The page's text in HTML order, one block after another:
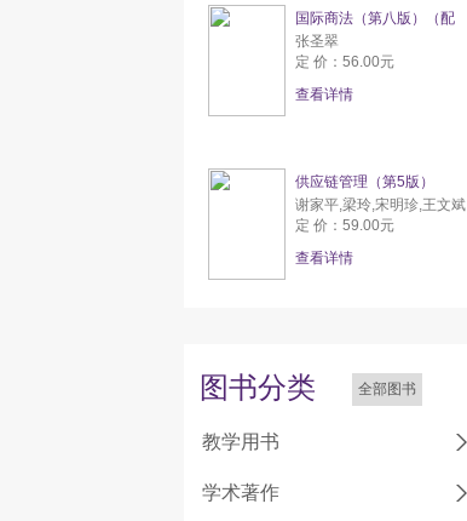
国际商法（第八版）（配
张圣翠
定 价：56.00元
查看详情
供应链管理（第5版）
谢家平,梁玲,宋明珍,王文斌
定 价：59.00元
查看详情
图书分类 全部图书
教学用书
学术著作